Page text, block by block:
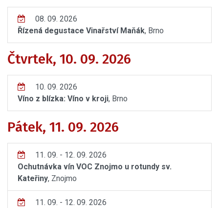
08. 09. 2026
Řízená degustace Vinařství Maňák, Brno
Čtvrtek, 10. 09. 2026
10. 09. 2026
Víno z blízka: Víno v kroji, Brno
Pátek, 11. 09. 2026
11. 09. - 12. 09. 2026
Ochutnávka vín VOC Znojmo u rotundy sv.
Kateřiny, Znojmo
11. 09. - 12. 09. 2026